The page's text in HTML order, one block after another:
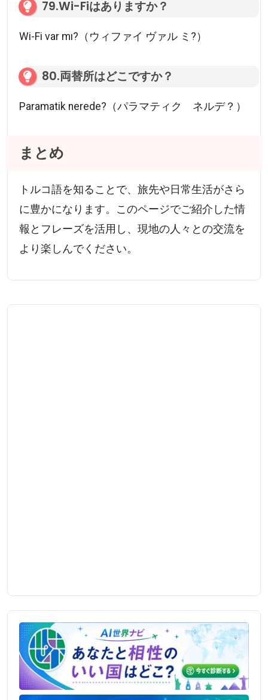
79.Wi-Fiはありますか？
Wi-Fi var mı?（ウィファイ ヴァル ミ?）
80.両替所はどこですか？
Paramatik nerede?（パラマティク ネルデ？）
まとめ
トルコ語を知ることで、旅先や日常生活がさら
に豊かになります。このページでご紹介した情
報とフレーズを活用し、現地の人々との交流を
より楽しんでください。